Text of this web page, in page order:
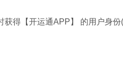
获得【开运通APP】 的用户身